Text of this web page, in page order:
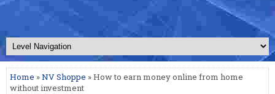
Home »NV Shoppe » How to earn money online from home
without investment